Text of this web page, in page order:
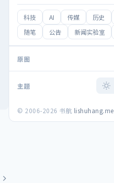
科技 AI 传媒 历史
随笔
公告 新闻实验室
原图
主题
© 2006-2026 书航 lishuhang.me